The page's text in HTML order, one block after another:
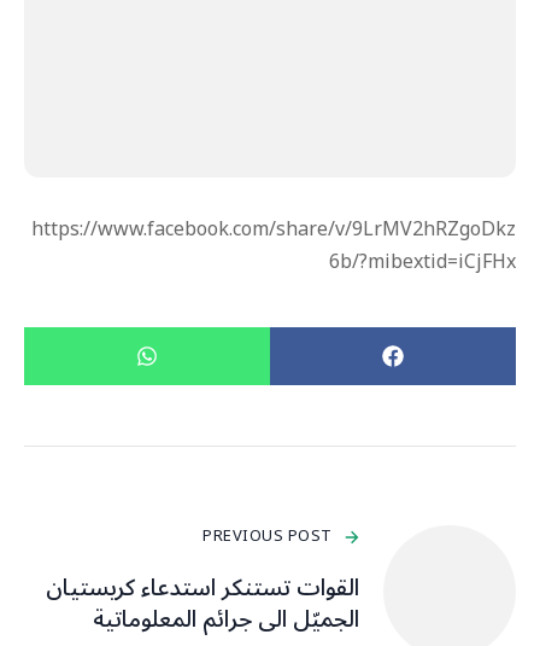
https://www.facebook.com/share/v/9LrMV2hRZgoDkz
6b/?mibextid=iCjFHx
PREVIOUS POST
القوات تستنكر استدعاء كريستيان
الجميّل الى جرائم المعلوماتية